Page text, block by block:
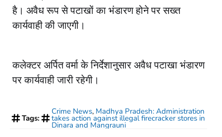
है। अवैध रूप से पटाखों का भंडारण होने पर सख्त
कार्यवाही की जाएगी।
कलेक्टर अर्पित वर्मा के निर्देशानुसार अवैध पटाखा भंडारण
पर कार्यवाही जारी रहेगी।
Tags:
Crime News, Madhya Pradesh: Administration
takes action against illegal firecracker stores in
Dinara and Mangrauni